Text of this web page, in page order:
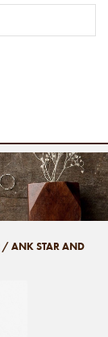
/ANK STAR AND